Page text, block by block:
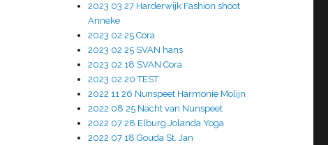
2023 03 27 Harderwijk Fashion shoot
Anneke
2023 02 25 Cora
2023 02 25 SVAN hans
2023 02 18 SVAN Cora
2023 02 20 TEST
2022 11 26 Nunspeet Harmonie Molijn
2022 08 25 Nacht van Nunspeet
2022 07 28 Elburg Jolanda Yoga
2022 07 18 Gouda St. Jan